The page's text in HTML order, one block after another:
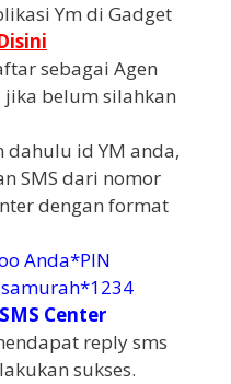
Ym di Gadget
sebagai Agen
jika belum silahkan
dahulu id YM anda,
SMS dari nomor
dengan format
Anda*PIN
SMS Center
reply sms
sukses.